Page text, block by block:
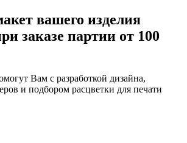
вашего изделия
заказе партии от 100
Вам с разработкой дизайна,
и подбором расцветки для печати